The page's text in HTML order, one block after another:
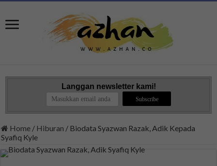
Langgan newsletter kami!
Home / Hiburan / Biodata Syazwan Razak, Adik Kepada
Syafiq Kyle